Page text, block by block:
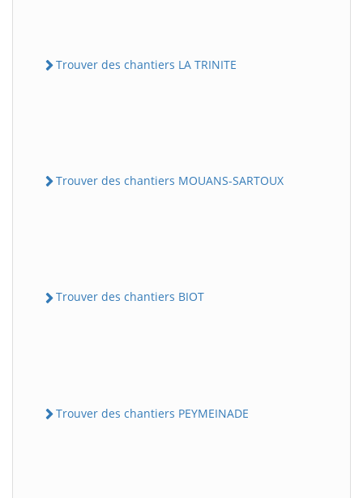
Trouver des chantiers LA TRINITE
Trouver des chantiers MOUANS-SARTOUX
Trouver des chantiers BIOT
Trouver des chantiers PEYMEINADE